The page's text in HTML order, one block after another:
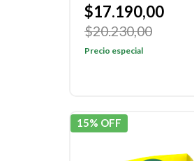
$17.190,00
$20.230,00
Precio especial
15% OFF